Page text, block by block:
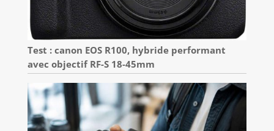
Test : canon EOS R100, hybride performant
avec objectif RF-S 18-45mm